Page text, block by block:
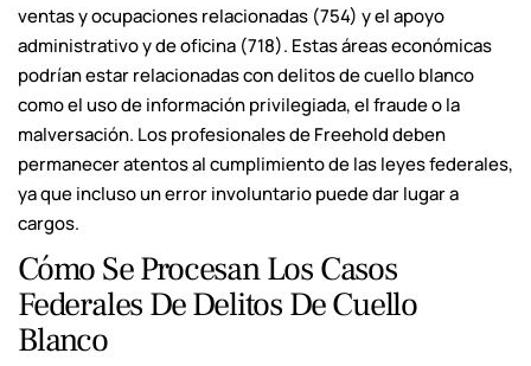
ventas y ocupaciones relacionadas (754) y el apoyo
administrativo y de oficina (718). Estas áreas económicas
podrían estar relacionadas con delitos de cuello blanco
como el uso de información privilegiada, el fraude o la
malversación. Los profesionales de Freehold deben
permanecer atentos al cumplimiento de las leyes federales,
ya que incluso un error involuntario puede dar lugar a
cargos.
Cómo Se Procesan Los Casos
Federales De Delitos De Cuello
Blanco